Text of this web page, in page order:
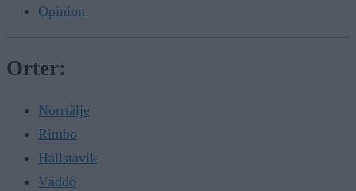
Opinion
Orter:
Norrtälje
Rimbo
Hallstavik
Väddö